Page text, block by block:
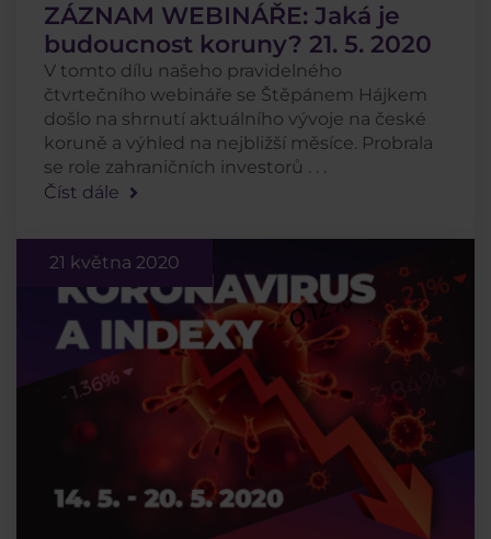
ZÁZNAM WEBINÁŘE: Jaká je
budoucnost koruny? 21. 5. 2020
V tomto dílu našeho pravidelného
čtvrtečního webináře se Štěpánem Hájkem
došlo na shrnutí aktuálního vývoje na české
koruně a výhled na nejbližší měsíce. Probrala
se role zahraničních investorů . . .
Číst dále
21 května 2020